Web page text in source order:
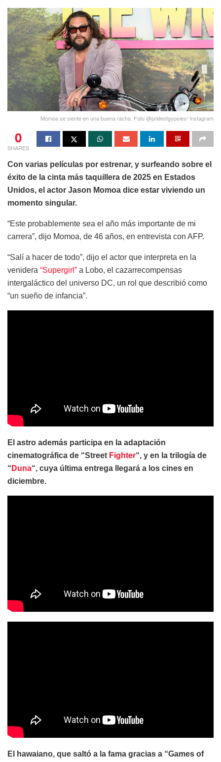
Momoa se siente en una buena racha. Foto @prideofgypsies/ Instagram
0
SHARES
Con varias películas por estrenar, y surfeando sobre el
éxito de la cinta más taquillera de 2025 en Estados
Unidos, el actor Jason Momoa dice estar viviendo un
momento singular.
“Este probablemente sea el año más importante de mi
carrera”, dijo Momoa, de 46 años, en entrevista con AFP.
“Salí a hacer de todo”, dijo el actor que interpreta en la
venidera “Supergirl” a Lobo, el cazarrecompensas
intergaláctico del universo DC, un rol que describió como
“un sueño de infancia”.
El astro además participa en la adaptación
cinematográfica de “Street Fighter“, y en la trilogía de
“ Duna“, cuya última entrega llegará a los cines en
diciembre.
El hawaiano, que saltó a la fama gracias a “Games of